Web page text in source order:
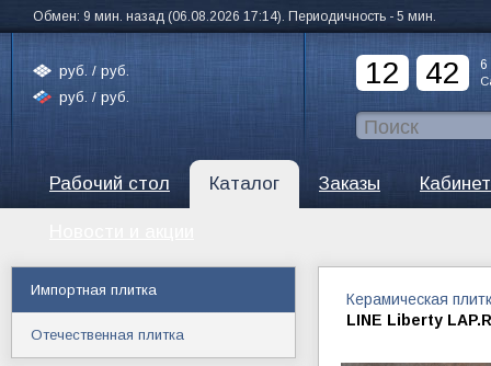
Обмен: 9 мин. назад (06.08.2026 17:14). Периодичность - 5 мин.
руб. / руб.
руб. / руб.
12 42 6
Рабочий стол Каталог Заказы Кабинет
Керамическая
LINE Liberty
Импортная плитка
Отечественная плитка